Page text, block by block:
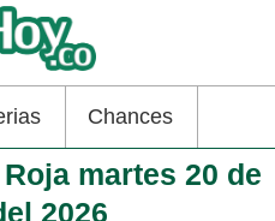
Chances
martes 20 de
2026